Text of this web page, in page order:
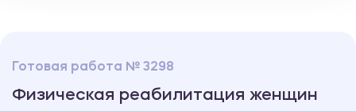
Готовая работа № 3298
Физическая реабилитация женщин